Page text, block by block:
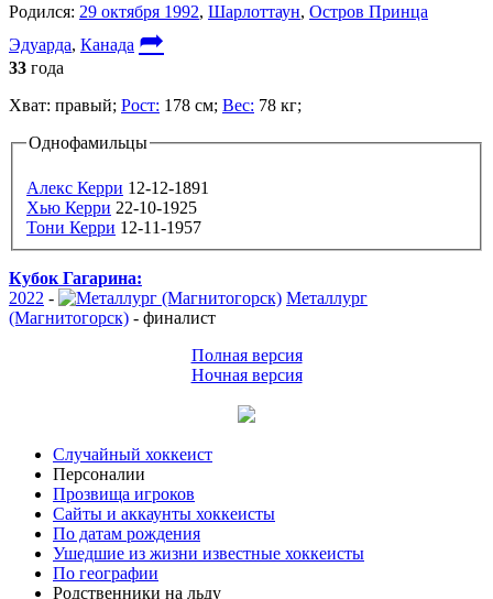
Родился: 29 октября 1992, Шарлоттаун, Остров Принца
Эдуарда, Канада ➦
33 года
Хват: правый; Рост: 178 см; Вес: 78 кг;
Однофамильцы
Алекс Керри 12-12-1891
Хью Керри 22-10-1925
Тони Керри 12-11-1957
Кубок Гагарина:
2022 -
Металлург
(Магнитогорск) - финалист
Полная версия
Ночная версия
Случайный хоккеист
Персоналии
Прозвища игроков
Сайты и аккаунты хоккеисты
По датам рождения
Ушедшие из жизни известные хоккеисты
По географии
Родственники на льду